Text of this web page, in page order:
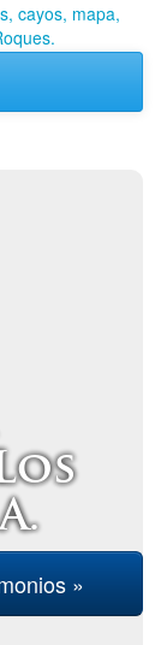
cayos, mapa,
»